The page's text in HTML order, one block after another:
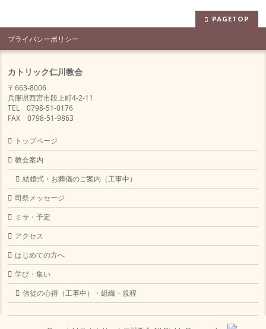
PAGETOP
プライバシーポリシー
カトリック仁川教会
〒663-8006
兵庫県西宮市段上町4-2-11
TEL 0798-51-0176
FAX 0798-51-9863
トップページ
教会案内
結婚式・お葬儀のご案内（工事中）
司祭メッセージ
ミサ・予定
アクセス
はじめての方へ
学び・集い
信徒の心得（工事中）・組織・規程